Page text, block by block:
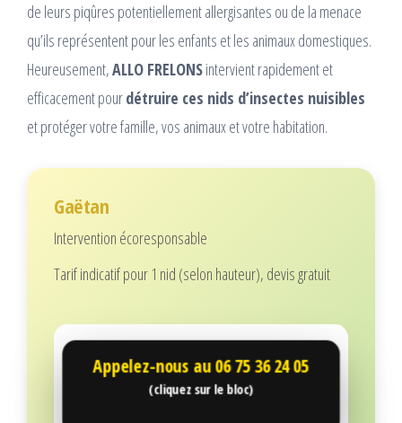
de leurs piqûres potentiellement allergisantes ou de la menace
qu’ils représentent pour les enfants et les animaux domestiques.
Heureusement,ALLO FRELONSintervient rapidement et
efficacement pourdétruire ces nids d’insectes nuisibles
et protéger votre famille, vos animaux et votre habitation.
Gaëtan
Intervention écoresponsable
Tarif indicatif pour 1 nid (selon hauteur), devis gratuit
Appelez-nous au 06 75 36 24 05
(cliquez sur le bloc)